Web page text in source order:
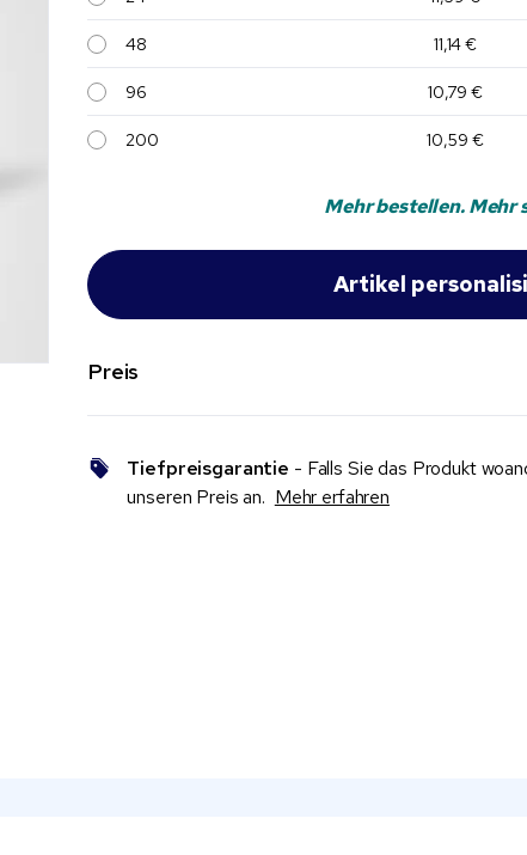
48 11,14 €
96 10,79 €
200 10,59 €
Mehr bestellen. Mehr
Preis
Tiefpreisgarantie - Falls Sie das Produkt
unseren Preis an. Mehr erfahren